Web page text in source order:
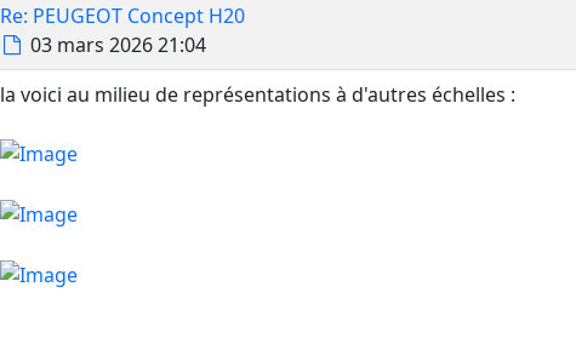
Re: PEUGEOT Concept H20
Message
03 mars 2026 21:04
la voici au milieu de représentations à d'autres échelles :